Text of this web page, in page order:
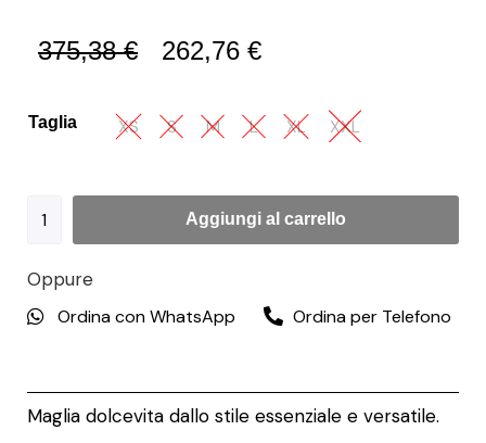
375,38€ 262,76 €
Taglia XS S M L XL XXL
Aggiungi al carrello
Oppure
Ordina con WhatsApp Ordina per Telefono
Maglia dolcevita dallo stile essenziale e versatile.